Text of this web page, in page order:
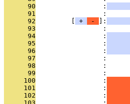
      90
                 :
      91
:
      92
+ - ]:
      93
:
      94
                 :
      95
                 :
      96
                 :
      97
:
      98
:
      99
:
     100
                 :
     101
                 :
     102
                 :